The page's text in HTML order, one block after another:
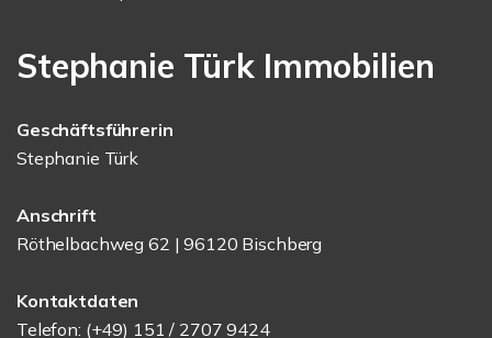
Stephanie Türk Immobilien
Geschäftsführerin
Stephanie Türk
Anschrift
Röthelbachweg 62 | 96120 Bischberg
Kontaktdaten
Telefon: (+49) 151 / 2707 9424